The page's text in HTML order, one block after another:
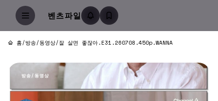
벤츠파일
홈/방송/동영상/잘 살면 좋잖아.E31.260708.450p.WANNA
방송/동영상